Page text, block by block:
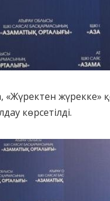
жүрекке»
көрсетілді.